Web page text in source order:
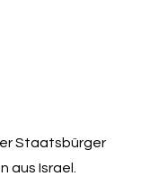
Staatsbürger
aus Israel.